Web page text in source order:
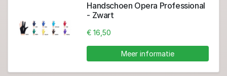
Handschoen Opera Professional
- Zwart
€ 16,50
Meer informatie